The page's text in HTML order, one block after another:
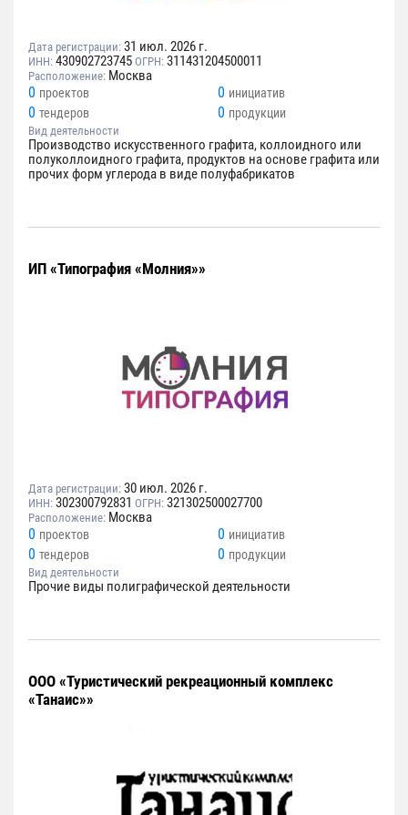
Дата регистрации: 31 июл. 2026 г.
ИНН: 430902723745 ОГРН: 311431204500011
Расположение: Москва
0 проектов 0 инициатив
0 тендеров 0 продукции
Вид деятельности
Производство искусственного графита, коллоидного или
полуколлоидного графита, продуктов на основе графита или
прочих форм углерода в виде полуфабрикатов
ИП «Типография «Молния»»
Дата регистрации: 30 июл. 2026 г.
ИНН: 302300792831 ОГРН: 321302500027700
Расположение: Москва
0 проектов 0 инициатив
0 тендеров 0 продукции
Вид деятельности
Прочие виды полиграфической деятельности
ООО «Туристический рекреационный комплекс
«Танаис»»